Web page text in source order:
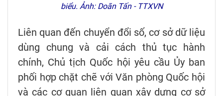
biểu. Ảnh: Doãn Tấn - TTXVN
Liên quan đến chuyển đổi số, cơ sở dữ liệu
dùng chung và cải cách thủ tục hành
chính, Chủ tịch Quốc hội yêu cầu Ủy ban
phối hợp chặt chẽ với Văn phòng Quốc hội
và các cơ quan liên quan xây dựng cơ sở